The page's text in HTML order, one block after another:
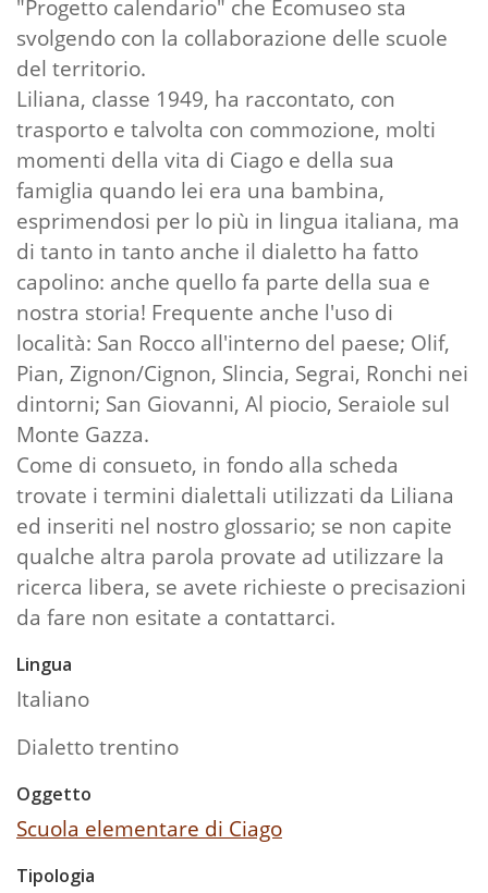
"Progetto calendario" che Ecomuseo sta
svolgendo con la collaborazione delle scuole
del territorio.
Liliana, classe 1949, ha raccontato, con
trasporto e talvolta con commozione, molti
momenti della vita di Ciago e della sua
famiglia quando lei era una bambina,
esprimendosi per lo più in lingua italiana, ma
di tanto in tanto anche il dialetto ha fatto
capolino: anche quello fa parte della sua e
nostra storia! Frequente anche l'uso di
località: San Rocco all'interno del paese; Olif,
Pian, Zignon/Cignon, Slincia, Segrai, Ronchi nei
dintorni; San Giovanni, Al piocio, Seraiole sul
Monte Gazza.
Come di consueto, in fondo alla scheda
trovate i termini dialettali utilizzati da Liliana
ed inseriti nel nostro glossario; se non capite
qualche altra parola provate ad utilizzare la
ricerca libera, se avete richieste o precisazioni
da fare non esitate a contattarci.
Lingua
Italiano
Dialetto trentino
Oggetto
Scuola elementare di Ciago
Tipologia